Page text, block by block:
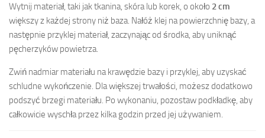
Wytnij materiał, taki jak tkanina, skóra lub korek, o około 2 cm
większy z każdej strony niż baza. Nałóż klej na powierzchnię bazy, a
następnie przyklej materiał, zaczynając od środka, aby uniknąć
pęcherzyków powietrza.
Zwiń nadmiar materiału na krawędzie bazy i przyklej, aby uzyskać
schludne wykończenie. Dla większej trwałości, możesz dodatkowo
podszyć brzegi materiału. Po wykonaniu, pozostaw podkładkę, aby
całkowicie wyschła przez kilka godzin przed jej używaniem.